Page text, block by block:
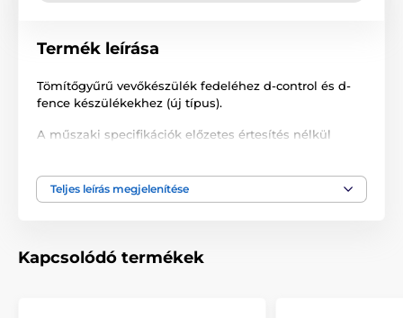
Termék leírása
Tömítőgyűrű vevőkészülék fedeléhez d-control és d-
fence készülékekhez (új típus).
A műszaki specifikációk előzetes értesítés nélkül
Tartozékok kiképző nyakörvek
Teljes leírás megjelenítése
Kapcsolódó termékek